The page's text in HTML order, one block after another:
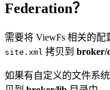
Federation？
需要将 ViewFs 相关的配
site.xml 拷贝到 broker/
如果有自定义的文件系